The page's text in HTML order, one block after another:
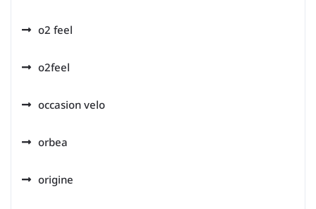
o2 feel
o2feel
occasion velo
orbea
origine